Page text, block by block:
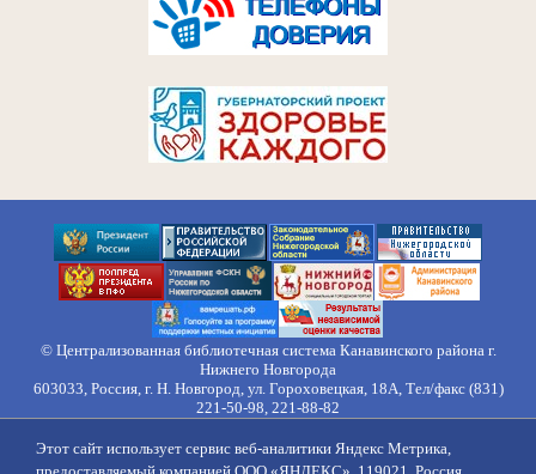
© Централизованная библиотечная система Канавинского района г.
Нижнего Новгорода
603033, Россия, г. Н. Новгород, ул. Гороховецкая, 18А, Тел/факс (831)
221-50-98, 221-88-82
Противодействие коррупции
Противодействие
Этот сайт использует сервис веб-аналитики Яндекс Метрика,